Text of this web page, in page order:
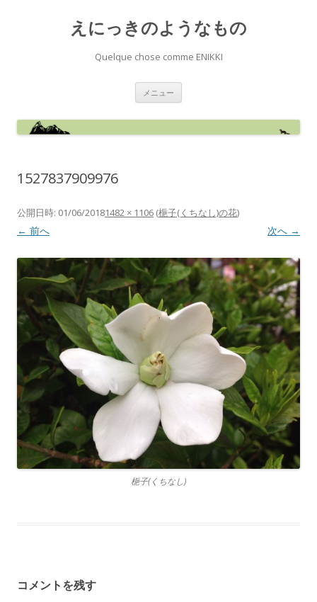
えにっきのようなもの
Quelque chose comme ENIKKI
メニュー
ン
へ
1527837909976
公開日時: 01/06/20181482 × 1106 (梔子(くちなし)の花)
← 前へ 次へ →
梔子(くちなし)
コメントを残す